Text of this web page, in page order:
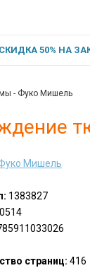
50% НА
- Фуко Мишель
Мишель
1383827
страниц: 416